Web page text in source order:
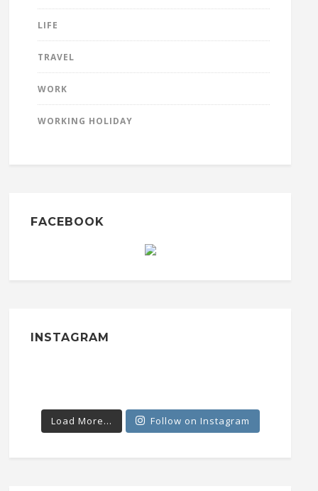
LIFE
TRAVEL
WORK
WORKING HOLIDAY
FACEBOOK
INSTAGRAM
Load More... Follow on Instagram